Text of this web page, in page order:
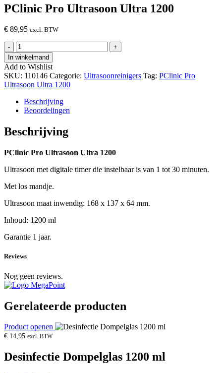
PClinic Pro Ultrasoon Ultra 1200
€ 89,95 excl. BTW
-
PClinic
Pro
Ultrasoon
Ultra
1200
hoeveelheid
+
In winkelmand
Add to Wishlist
SKU: 110146 Categorie: Ultrasoonreinigers Tag: PClinic Pro
Ultrasoon Ultra 1200
Beschrijving
Beoordelingen
Beschrijving
PClinic Pro Ultrasoon Ultra 1200
Ultrasoon met digitale timer die instelbaar is van 1 tot 30 minuten.
Met los mandje.
Ultrasoon maat inwendig: 168 x 137 x 64 mm.
Inhoud: 1200 ml
Garantie 1 jaar.
Reviews
Nog geen reviews.
Gerelateerde producten
Product openen
€ 14,95 excl. BTW
Desinfectie Dompelglas 1200 ml